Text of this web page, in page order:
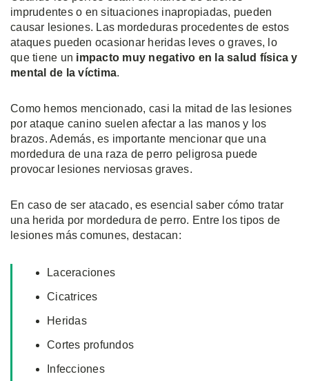
imprudentes o en situaciones inapropiadas, pueden
causar lesiones. Las mordeduras procedentes de estos
ataques pueden ocasionar heridas leves o graves, lo
que tiene un impacto muy negativo en la salud física y
mental de la víctima.
Como hemos mencionado, casi la mitad de las lesiones
por ataque canino suelen afectar a las manos y los
brazos. Además, es importante mencionar que una
mordedura de una raza de perro peligrosa puede
provocar lesiones nerviosas graves.
En caso de ser atacado, es esencial saber cómo tratar
una herida por mordedura de perro. Entre los tipos de
lesiones más comunes, destacan:
Laceraciones
Cicatrices
Heridas
Cortes profundos
Infecciones